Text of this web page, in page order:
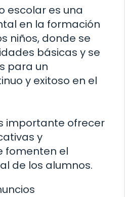
escolar es una
en la formación
niños, donde se
básicas y se
para un
y exitoso en el
importante ofrecer
y
fomenten el
de los alumnos.